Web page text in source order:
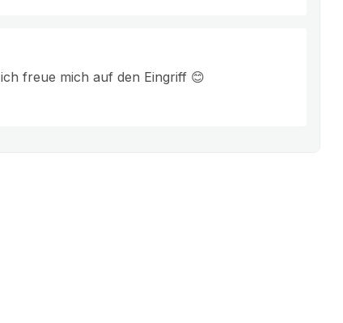
freue mich auf den Eingriff 😊